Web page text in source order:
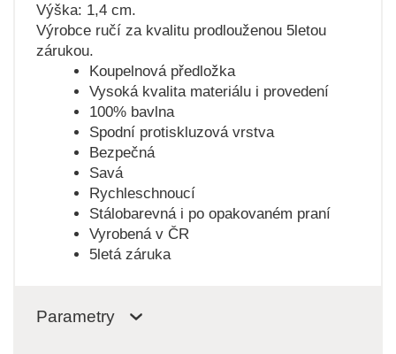
Výška: 1,4 cm.
Výrobce ručí za kvalitu prodlouženou 5letou
zárukou.
Koupelnová předložka
Vysoká kvalita materiálu i provedení
100% bavlna
Spodní protiskluzová vrstva
Bezpečná
Savá
Rychleschnoucí
Stálobarevná i po opakovaném praní
Vyrobená v ČR
5letá záruka
Parametry